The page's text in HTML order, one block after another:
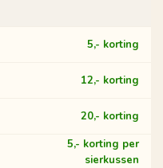
5,- korting
12,- korting
20,- korting
5,- korting per
sierkussen